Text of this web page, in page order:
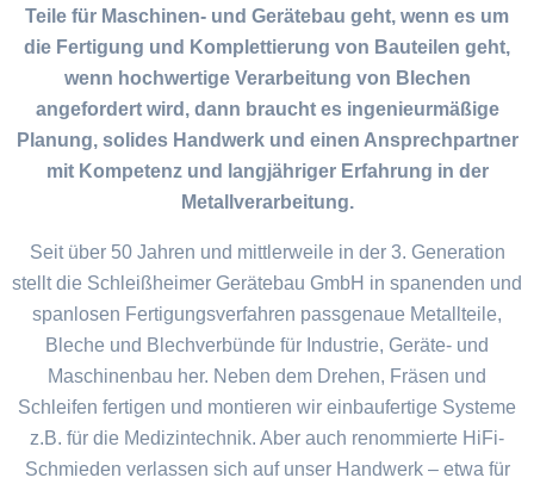
Teile für Maschinen- und Gerätebau geht, wenn es um
die Fertigung und Komplettierung von Bauteilen geht,
wenn hochwertige Verarbeitung von Blechen
angefordert wird, dann braucht es ingenieurmäßige
Planung, solides Handwerk und einen Ansprechpartner
mit Kompetenz und langjähriger Erfahrung in der
Metallverarbeitung.
Seit über 50 Jahren und mittlerweile in der 3. Generation
stellt die Schleißheimer Gerätebau GmbH in spanenden und
spanlosen Fertigungsverfahren passgenaue Metallteile,
Bleche und Blechverbünde für Industrie, Geräte- und
Maschinenbau her. Neben dem Drehen, Fräsen und
Schleifen fertigen und montieren wir einbaufertige Systeme
z.B. für die Medizintechnik. Aber auch renommierte HiFi-
Schmieden verlassen sich auf unser Handwerk – etwa für